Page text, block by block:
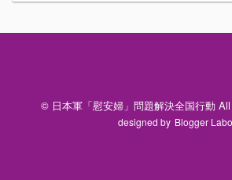
© 日本軍「慰安婦」問題解決全国行動
designed by Blogger Labo